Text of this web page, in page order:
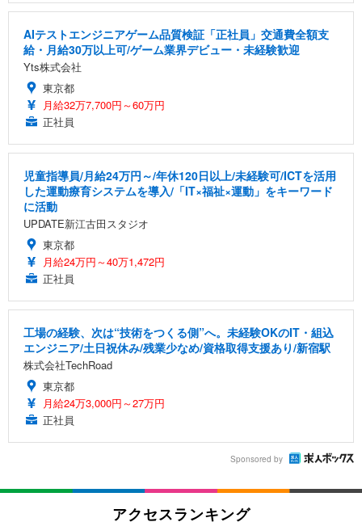
AIテストエンジニアゲーム品質検証「正社員」交通費全額支
給・月給30万以上可/ゲーム業界デビュー・未経験歓迎
Yts株式会社
東京都
月給32万7,700円～60万円
正社員
児童指導員/月給24万円～/年休120日以上/未経験可/ICTを活用
した運動療育システムを導入/「IT×福祉×運動」をキーワード
に活動
UPDATE新江古田スタジオ
東京都
月給24万円～40万1,472円
正社員
工場の経験、次は“技術をつくる側”へ。未経験OKのIT・組込
エンジニア/土日祝休み/残業少なめ/資格取得支援あり/新宿駅
株式会社TechRoad
東京都
月給24万3,000円～27万円
正社員
Sponsored by
アクセスランキング